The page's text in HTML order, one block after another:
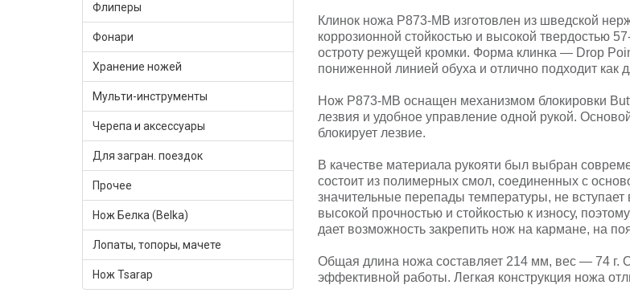
Флиперы
Фонари
Хранение ножей
Мульти-инструменты
Черепа и аксессуары
Для загран. поездок
Прочее
Нож Белка (Belka)
Лопаты, топоры, мачете
Нож Tsarap
Клинок ножа P873-MB изготовлен из шведской
коррозионной стойкостью и высокой твердостью
остроту режущей кромки. Форма клинка — Drop
пониженной линией обуха и отлично подходит
Нож P873-MB оснащен механизмом блокировки
лезвия и удобное управление одной рукой.
блокирует лезвие.
В качестве материала рукояти был выбран
состоит из полимерных смол, соединенных с
значительные перепады температуры, не
высокой прочностью и стойкостью к износу,
дает возможность закрепить нож на кармане, на
Общая длина ножа составляет 214 мм, вес — 74 г.
эффективной работы. Легкая конструкция ножа